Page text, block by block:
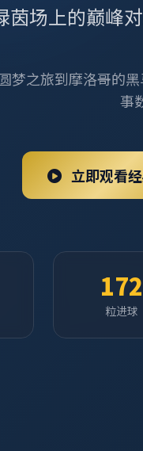
茵场上的巅峰
梦之旅到摩洛哥的
事
立即观看
172
粒进球